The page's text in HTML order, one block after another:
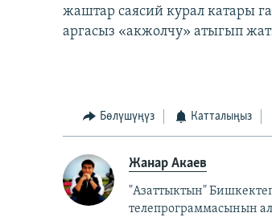
жаштар саясий курал катары
аргасыз «акжолчу» атыгып
Бөлүшүңүз Катталыңыз
Жанар Акаев
"Азаттыктын"
телепрограммасынын